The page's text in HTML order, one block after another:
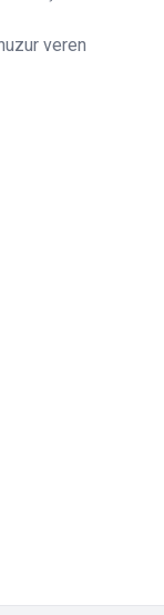
veren